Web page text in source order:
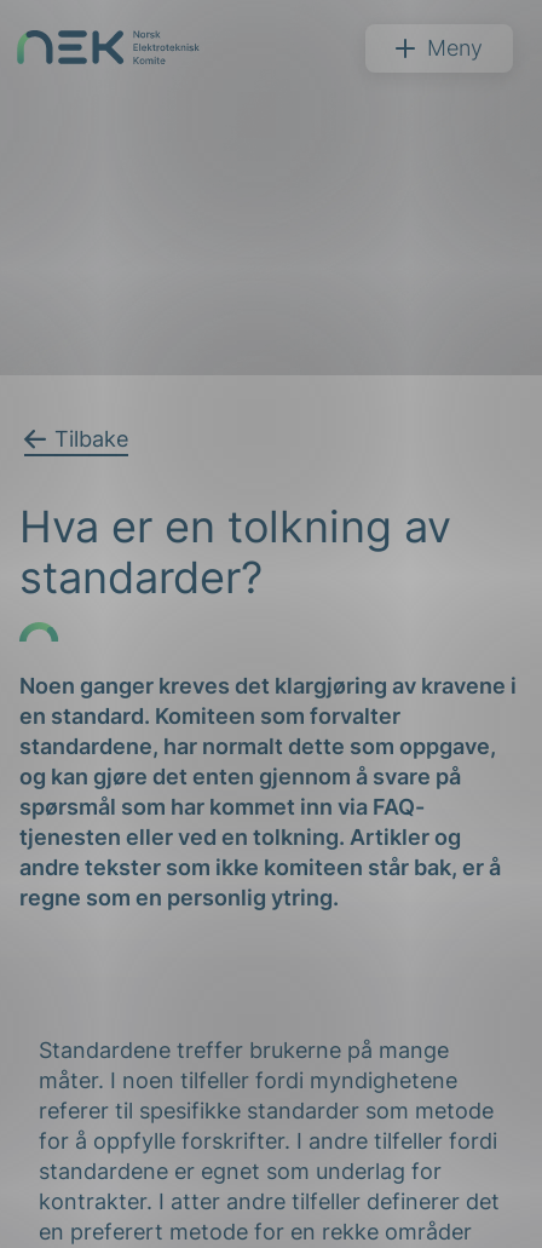
NEK Meny
Tilbake
Hva er en tolkning av
standarder?
Noen ganger kreves det klargjøring av kravene i
en standard. Komiteen som forvalter
standardene, har normalt dette som oppgave,
og kan gjøre det enten gjennom å svare på
spørsmål som har kommet inn via FAQ-
tjenesten eller ved en tolkning. Artikler og
andre tekster som ikke komiteen står bak, er å
regne som en personlig ytring.
Standardene treffer brukerne på mange
måter. I noen tilfeller fordi myndighetene
referer til spesifikke standarder som metode
for å oppfylle forskrifter. I andre tilfeller fordi
standardene er egnet som underlag for
kontrakter. I atter andre tilfeller definerer det
en preferert metode for en rekke områder